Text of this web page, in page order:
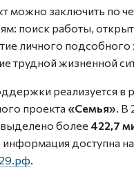
можно заключить по
поиск работы,
личного подсобного
трудной жизненной
реализуется в
проекта «Семья». В
более 422,7
доступна на
.